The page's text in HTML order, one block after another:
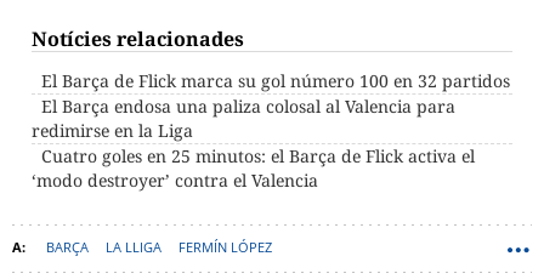
Notícies relacionades
El Barça de Flick marca su gol número 100 en 32 partidos
El Barça endosa una paliza colosal al Valencia para
redimirse en la Liga
Cuatro goles en 25 minutos: el Barça de Flick activa el
‘modo destroyer’ contra el Valencia
BARÇA LA LLIGA FERMÍN LÓPEZ